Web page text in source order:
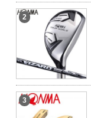
2
3